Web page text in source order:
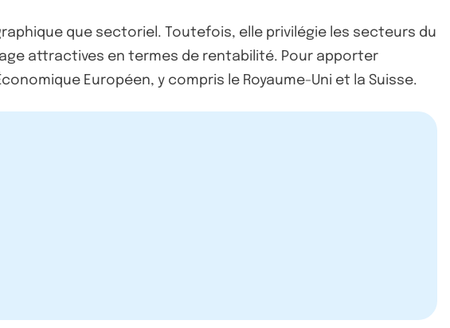
que sectoriel. Toutefois, elle privilégie les secteurs du
attractives en termes de rentabilité. Pour apporter
Européen, y compris le Royaume-Uni et la Suisse.